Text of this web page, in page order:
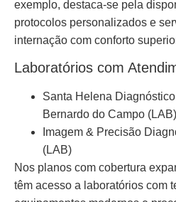
exemplo, destaca-se pela
protocolos personalizados e
internação com conforto
Laboratórios com
Santa Helena
Bernardo do Campo (LAB)
Imagem & Precisão
(LAB)
Nos planos com cobertura
têm acesso a laboratórios com